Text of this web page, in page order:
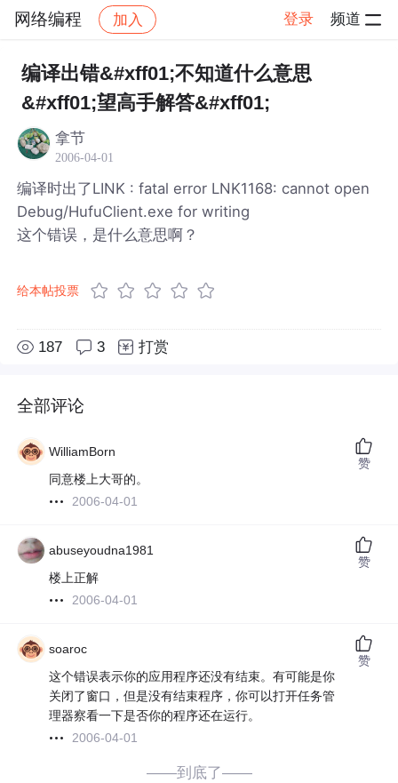
网络编程 加入 登录 频道
社区 网络编程 帖子详情
编译出错&#xff01;不知道什么意思
&#xff01;望高手解答&#xff01;
拿节
2006-04-01
编译时出了LINK : fatal error LNK1168: cannot open
Debug/HufuClient.exe for writing
这个错误，是什么意思啊？
给本帖投票
187 3 打赏
全部评论
WilliamBorn
同意楼上大哥的。
2006-04-01
赞
abuseyoudna1981
楼上正解
2006-04-01
赞
soaroc
这个错误表示你的应用程序还没有结束。有可能是你
关闭了窗口，但是没有结束程序，你可以打开任务管
理器察看一下是否你的程序还在运行。
2006-04-01
赞
——到底了——